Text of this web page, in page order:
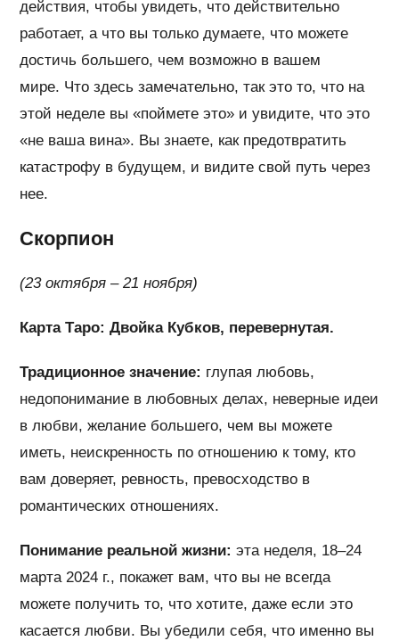
действия, чтобы увидеть, что действительно
работает, а что вы только думаете, что можете
достичь большего, чем возможно в вашем
мире. Что здесь замечательно, так это то, что на
этой неделе вы «поймете это» и увидите, что это
«не ваша вина». Вы знаете, как предотвратить
катастрофу в будущем, и видите свой путь через
нее.
Скорпион
(23 октября – 21 ноября)
Карта Таро: Двойка Кубков, перевернутая.
Традиционное значение: глупая любовь,
недопонимание в любовных делах, неверные идеи
в любви, желание большего, чем вы можете
иметь, неискренность по отношению к тому, кто
вам доверяет, ревность, превосходство в
романтических отношениях.
Понимание реальной жизни: эта неделя, 18–24
марта 2024 г., покажет вам, что вы не всегда
можете получить то, что хотите, даже если это
касается любви. Вы убедили себя, что именно вы